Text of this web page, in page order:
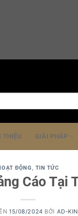
THIỆU GIẢI PHÁP
ĐỘNG TIN TỨC
Cáo Tại
15/08/2024 BỞI AD-